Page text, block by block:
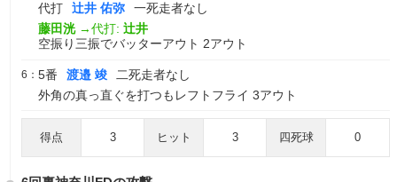
代打
辻井 佑弥
一死走者なし
藤田洸 →代打: 辻井
空振り三振でバッターアウト 2アウト
6： 5番 渡邉 竣
二死走者なし
外角の真っ直ぐを打つもレフトフライ 3アウト
得点 3 ヒット 3 四死球 0